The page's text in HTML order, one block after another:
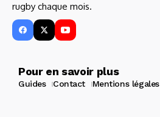
rugby chaque mois.
Pour en savoir plus
Guides Contact Mentions légales